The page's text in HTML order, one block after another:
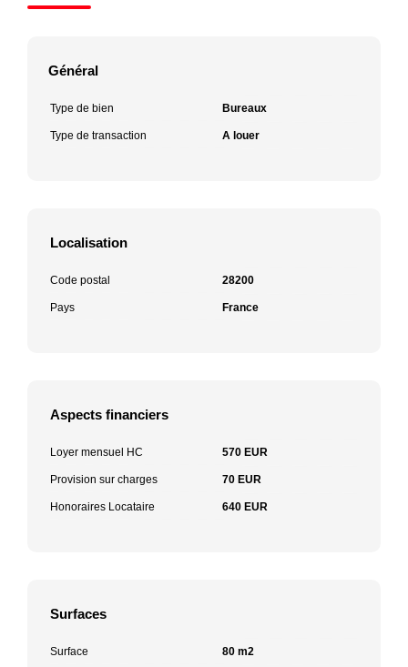
Général
Type de bien Bureaux
Type de transaction A louer
Localisation
Code postal 28200
Pays France
Aspects financiers
Loyer mensuel HC 570 EUR
Provision sur charges 70 EUR
Honoraires Locataire 640 EUR
Surfaces
Surface 80 m2